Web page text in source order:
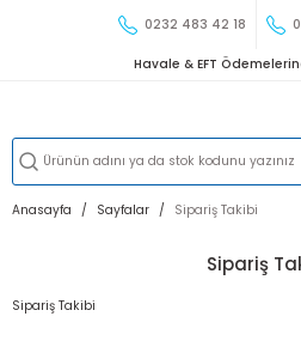
0232 483 42 18
Havale & EFT
Anasayfa Sayfalar Sipariş Takibi
Sipariş
Sipariş Takibi